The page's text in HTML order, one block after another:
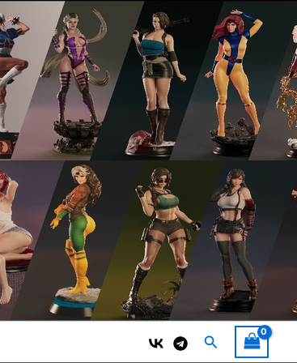
Поиск